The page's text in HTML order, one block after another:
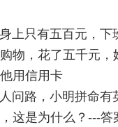
上只有五百元，下
物，花了五千元，
用信用卡
问路，小明拼命有
这是为什么？---答